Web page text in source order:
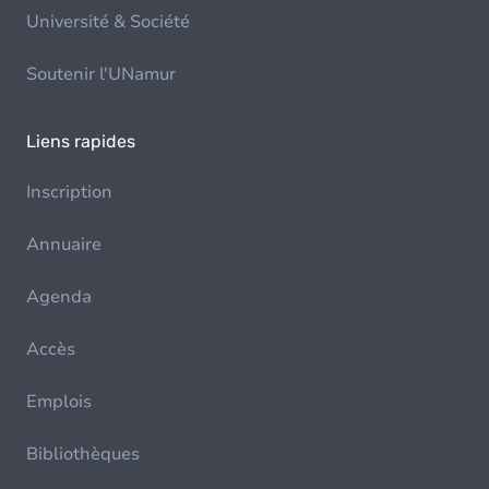
Université & Société
Soutenir l'UNamur
Liens rapides
Inscription
Annuaire
Agenda
Accès
Emplois
Bibliothèques